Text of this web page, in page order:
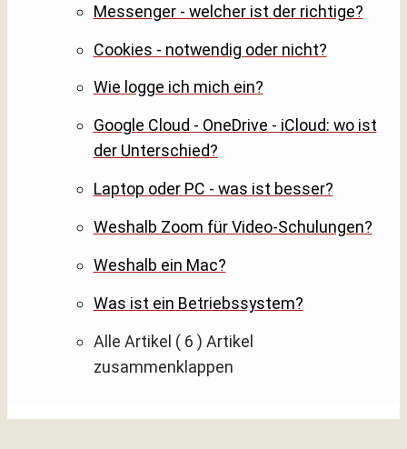
Messenger - welcher ist der richtige?
Cookies - notwendig oder nicht?
Wie logge ich mich ein?
Google Cloud - OneDrive - iCloud: wo ist
der Unterschied?
Laptop oder PC - was ist besser?
Weshalb Zoom für Video-Schulungen?
Weshalb ein Mac?
Was ist ein Betriebssystem?
Alle Artikel ( 6 ) Artikel
zusammenklappen